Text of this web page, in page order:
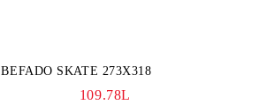
BEFADO SKATE 273X318
109.78L